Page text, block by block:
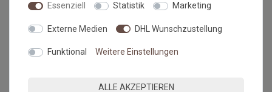
Struktur und Farbe machen den Reiz von Naturfasern aus.
nicht auszuschließen. Wir empfehlen, sich ein Muster
Hinweis Bordürenteppiche: Übersteigt die Länge das 2,5 fache
Essenziell Statistik Marketing
Externe Medien DHL Wunschzustellung
Funktional Weitere Einstellungen
ALLE AKZEPTIEREN